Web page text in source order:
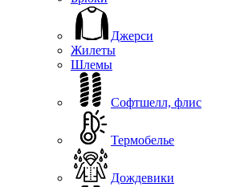
Джерси
Жилеты
Шлемы
Софтшелл, флис
Термобелье
Дождевики